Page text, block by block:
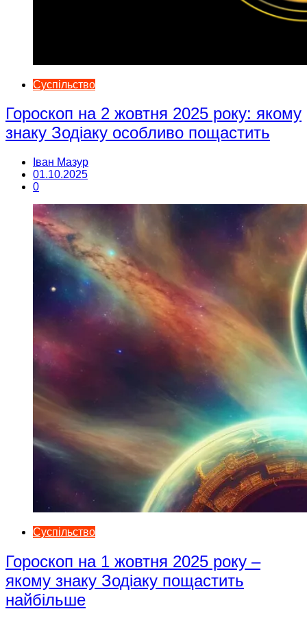
Суспільство
Гороскоп на 2 жовтня 2025 року: якому
знаку Зодіаку особливо пощастить
Іван Мазур
01.10.2025
0
Суспільство
Гороскоп на 1 жовтня 2025 року –
якому знаку Зодіаку пощастить
найбільше